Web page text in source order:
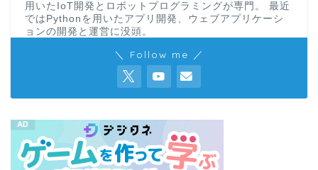
用いたIoT開発とロボットプログラミングが専門。 最近
ではPythonを用いたアプリ開発、ウェブアプリケーシ
ョンの開発と運営に没頭。
＼ Follow me ／